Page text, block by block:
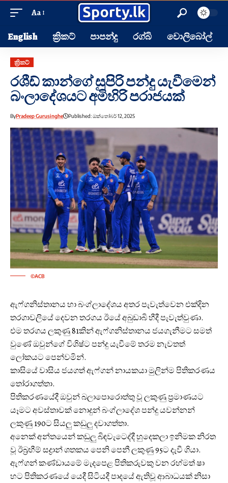
Aa
English ක්‍රිකට් පාපන්දු රග්බි වොලිබෝල්
ක්‍රිකට්
රශීඩ් කාන්ගේ සුපිරි පන්දු යැවීමෙන්
බංලාදේශයට අමිහිරි පරාජයක්
ByPradeep Gurusinghe Published: ඔක්තෝබර් 12, 2025
©ACB
ඇෆ්ගනිස්තානය හා බංග්ලාදේශය අතර පැවැත්වෙන එක්දින
තරගාවලියේ දෙවන තරගය ඊයේ අබුඩාබි හීදී පැවැත්වුණා.
එම තරගය ලකුණු 81කින් ඇෆ්ගනිස්තානය ජයගැනීමට සමත්
වුණේ ඔවුන්ගේ විශිෂ්ට පන්දු යැවීමේ තරම නැවතත්
ලෝකයට පෙන්වමින්.
කාසියේ වාසිය ජයගත් ඇෆ්ගන් නායකයා මුලින්ම පිතිකරණය
තෝරාගත්තා.
පිතිකරණයේදී ඔවුන් බලාපොරොත්තු වූ ලකුණු ප්‍රමාණයට
යෑමට අවස්තාවක් නොදුන් බංග්ලාදේශ පන්දු යවන්නන්
ලකුණු 190ට සියලු කඩුලු දවාගත්තා.
අනෙක් අන්තයෙන් කඩුලු බිඳවැටෙද්දී හුදෙකලා ඉනිමක නිරත
වූ ඊබ්‍රහීම් සද්‍රාන් ශතකය පෙනි පෙනී ලකුණු 95ට දැවී ගියා.
ඇෆ්ගන් කණ්ඩායමේ මැදපෙළ පිතිකරුවකු වන රහ්මත් ෂා
හට පිතිකරණයේ යෙදී සිටියදී පාදයේ ඇතිවූ ආබාධයක් නිසා